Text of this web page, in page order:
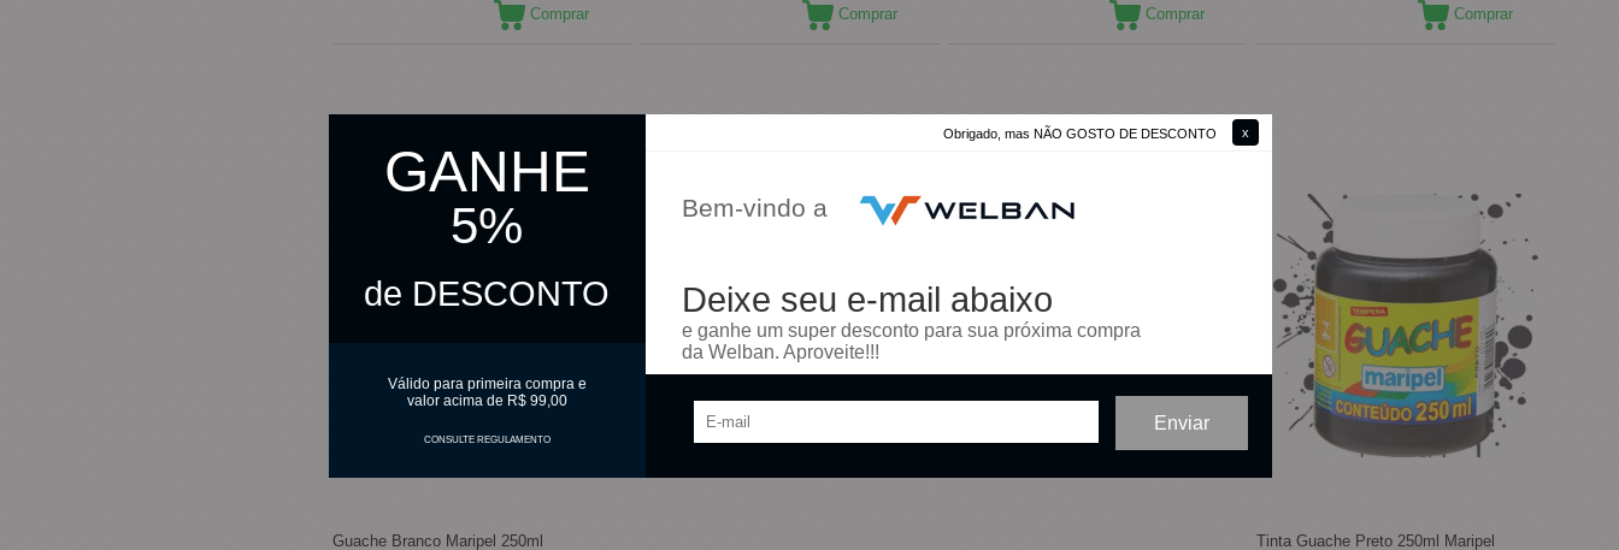
Obrigado, mas NÃO GOSTO DE DESCONTO
GANHE
5%
de DESCONTO
Válido para primeira compra e
valor acima de R$ 99,00
CONSULTE REGULAMENTO
Bem-vindo a
Deixe seu e-mail abaixo
e ganhe um super desconto para sua próxima compra
da Welban. Aproveite!!!
Comprar Comprar Comprar Comprar
Guache Branco Maripel 250ml Tinta Guache Preto 250ml Maripel